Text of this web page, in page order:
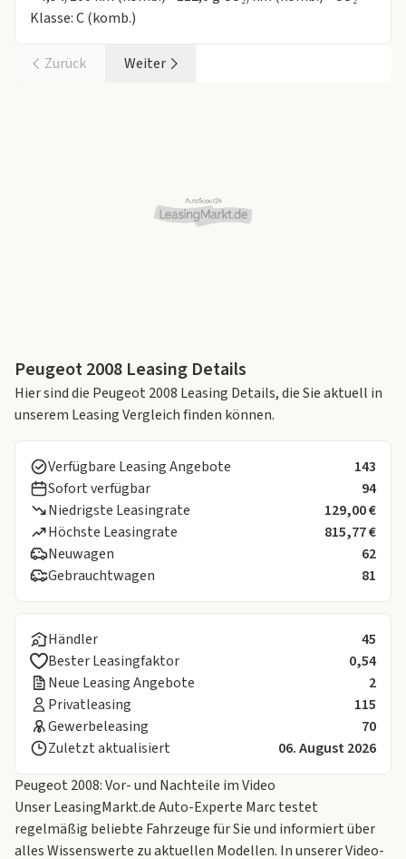
Klasse: C (komb.)
Zurück Weiter
Peugeot 2008 Leasing Details
Hier sind die Peugeot 2008 Leasing Details, die Sie aktuell in
unserem Leasing Vergleich finden können.
Verfügbare Leasing Angebote
143
Sofort verfügbar
94
Niedrigste Leasingrate
129,00 €
Höchste Leasingrate
815,77 €
Neuwagen
62
Gebrauchtwagen
81
Händler
45
Bester Leasingfaktor
0,54
Neue Leasing Angebote
2
Privatleasing
115
Gewerbeleasing
70
Zuletzt aktualisiert
06. August 2026
Peugeot 2008: Vor- und Nachteile im Video
Unser LeasingMarkt.de Auto-Experte Marc testet
regelmäßig beliebte Fahrzeuge für Sie und informiert über
alles Wissenswerte zu aktuellen Modellen. In unserer Video-